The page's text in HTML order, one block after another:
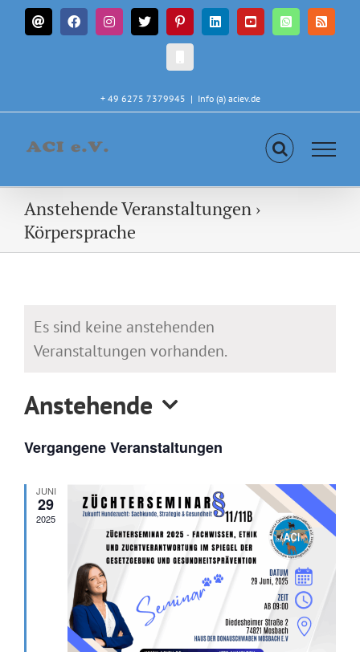
Zum
InhaltE-
Mail
FacebookInstagram
X PinterestLinkedInYouTubeWhatsApp
Rss
IN
+ 49 6275 7379945 | Info (a) aciev.de
Anstehende Veranstaltungen ›
Körpersprache
Es sind keine anstehenden
Veranstaltungen vorhanden.
Anstehende
Datum
wählen.
Vergangene Veranstaltungen
JUNI
29
2025